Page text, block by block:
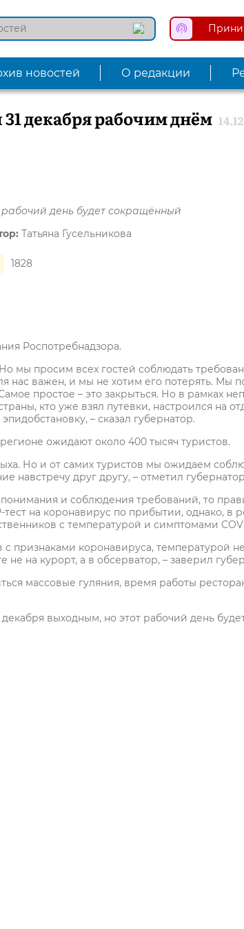
новостей О редакции
декабря рабочим днём
день будет сокращённый
Татьяна Гусельникова
1828
Роспотребнадзора.
мы просим всех гостей соблюдать
нас важен, и мы не хотим его потерять. Мы
простое – это закрыться. Но в рамках
кто уже взял путевки, настроился на
– сказал губернатор.
ожидают около 400 тысяч туристов.
Но и от самих туристов мы ожидаем
навстречу друг другу, – отметил
понимания и соблюдения требований, то
на коронавирус по прибытии, однако, в
с температурой и симптомами
признаками коронавируса, температурой не
на курорт, а в обсерватор, – заверил
массовые гуляния, время работы
выходным, но этот рабочий день